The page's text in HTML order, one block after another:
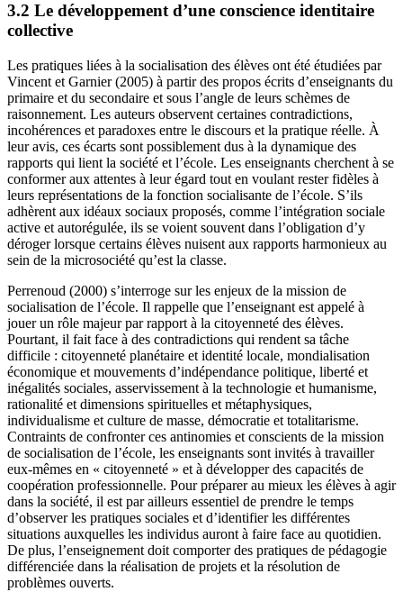
3.2 Le développement d’une conscience identitaire
collective
Les pratiques liées à la socialisation des élèves ont été étudiées par
Vincent et Garnier (2005) à partir des propos écrits d’enseignants du
primaire et du secondaire et sous l’angle de leurs schèmes de
raisonnement. Les auteurs observent certaines contradictions,
incohérences et paradoxes entre le discours et la pratique réelle. À
leur avis, ces écarts sont possiblement dus à la dynamique des
rapports qui lient la société et l’école. Les enseignants cherchent à se
conformer aux attentes à leur égard tout en voulant rester fidèles à
leurs représentations de la fonction socialisante de l’école. S’ils
adhèrent aux idéaux sociaux proposés, comme l’intégration sociale
active et autorégulée, ils se voient souvent dans l’obligation d’y
déroger lorsque certains élèves nuisent aux rapports harmonieux au
sein de la microsociété qu’est la classe.
Perrenoud (2000) s’interroge sur les enjeux de la mission de
socialisation de l’école. Il rappelle que l’enseignant est appelé à
jouer un rôle majeur par rapport à la citoyenneté des élèves.
Pourtant, il fait face à des contradictions qui rendent sa tâche
difficile : citoyenneté planétaire et identité locale, mondialisation
économique et mouvements d’indépendance politique, liberté et
inégalités sociales, asservissement à la technologie et humanisme,
rationalité et dimensions spirituelles et métaphysiques,
individualisme et culture de masse, démocratie et totalitarisme.
Contraints de confronter ces antinomies et conscients de la mission
de socialisation de l’école, les enseignants sont invités à travailler
eux-mêmes en « citoyenneté » et à développer des capacités de
coopération professionnelle. Pour préparer au mieux les élèves à agir
dans la société, il est par ailleurs essentiel de prendre le temps
d’observer les pratiques sociales et d’identifier les différentes
situations auxquelles les individus auront à faire face au quotidien.
De plus, l’enseignement doit comporter des pratiques de pédagogie
différenciée dans la réalisation de projets et la résolution de
problèmes ouverts.